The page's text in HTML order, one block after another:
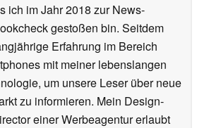
ich im Jahr 2018 zur News-
gestoßen bin. Seitdem
Erfahrung im Bereich
mit meiner lebenslangen
um unsere Leser über neue
zu informieren. Mein Design-
einer Werbeagentur erlaubt